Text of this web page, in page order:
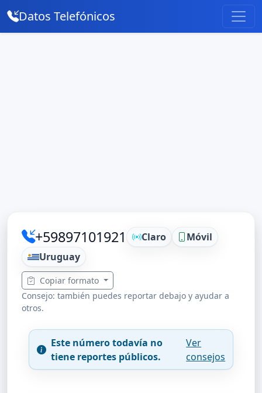
Datos Telefónicos
+59897101921 Claro
Móvil
Uruguay
Copiar formato
Consejo: también puedes reportar debajo y ayudar a
otros.
Este número todavía no
tiene reportes públicos.
Ver
consejos